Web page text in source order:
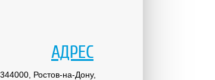
АДРЕС
344000, Ростов-на-Дону,